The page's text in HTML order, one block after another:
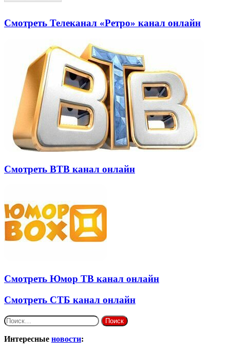
Смотреть Телеканал «Ретро» канал онлайн
Смотреть ВТВ канал онлайн
Смотреть Юмор ТВ канал онлайн
Смотреть СТБ канал онлайн
Найти:
Интересные новости: